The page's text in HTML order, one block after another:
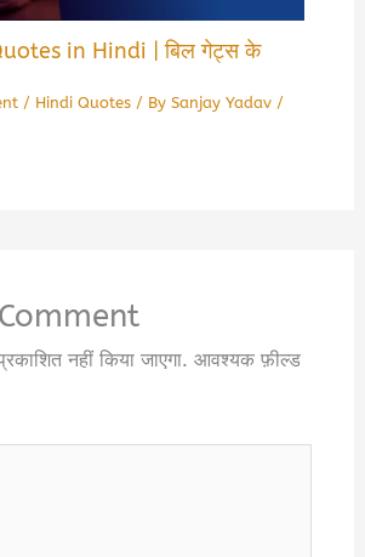
in Hindi | बिल गेट्स के
/ Hindi Quotes/ By Sanjay Yadav /
नहीं किया जाएगा. आवश्यक फ़ील्ड